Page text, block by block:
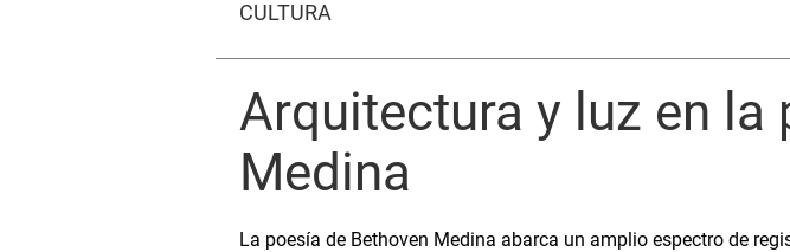
CULTURA
Arquitectura y luz en la
Medina
La poesía de Bethoven Medina abarca un amplio espectro de